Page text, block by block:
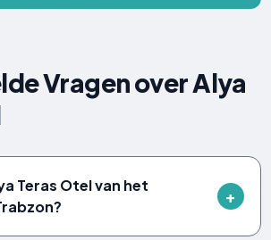
Vragen over Alya
Teras Otel van het